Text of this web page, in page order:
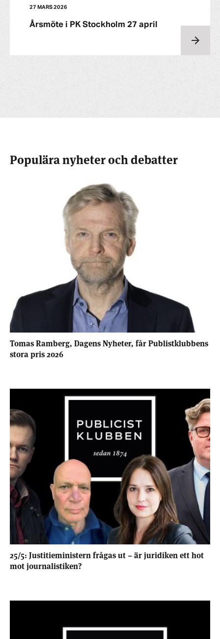
27 MARS 2026
Årsmöte i PK Stockholm 27 april
Populära nyheter och debatter
Tomas Ramberg, Dagens Nyheter, får Publistklubbens
stora pris 2026
25/5: Justitieministern frågas ut – är juridiken ett hot
mot journalistiken?